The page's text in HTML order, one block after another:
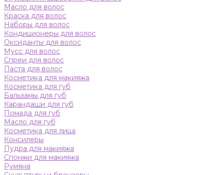
Масло для волос
Краска для волос
Наборы для волос
Кондиционеры для волос
Оксиданты для волос
Мусс для волос
Спреи для волос
Паста для волос
Косметика для макияжа
Косметика для губ
Бальзамы для губ
Карандаши для губ
Помада для губ
Масло для губ
Косметика для лица
Консилеры
Пудра для макияжа
Спонжи для макияжа
Румяна